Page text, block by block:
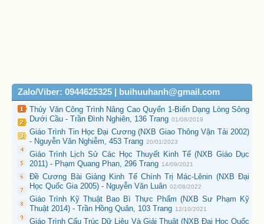
Zalo/Viber: 0944625325 | buihuuhanh@gmail.com
Thủy Văn Công Trình Nâng Cao Quyển 1-Biến Dạng Lòng Sông
Dưới Cầu - Trần Đình Nghiên, 136 Trang 01/08/2019
Giáo Trình Tin Học Đại Cương (NXB Giao Thông Vận Tải 2002)
- Nguyễn Văn Nghiễm, 453 Trang 20/01/2023
Giáo Trình Lịch Sử Các Học Thuyết Kinh Tế (NXB Giáo Dục
2011) - Phạm Quang Phan, 296 Trang 14/09/2021
Đề Cương Bài Giảng Kinh Tế Chính Trị Mác-Lênin (NXB Đại
Học Quốc Gia 2005) - Nguyễn Văn Luân 02/08/2022
Giáo Trình Kỹ Thuật Bao Bì Thực Phẩm (NXB Sư Phạm Kỹ
Thuật 2014) - Trần Hồng Quân, 103 Trang 12/10/2021
Giáo Trình Cấu Trúc Dữ Liệu Và Giải Thuật (NXB Đại Học Quốc